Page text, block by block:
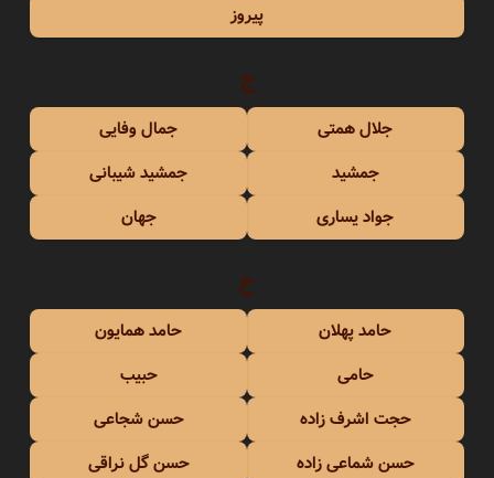
پیروز
ج
جلال همتی
جمال وفایی
جمشید
جمشید شیبانی
جواد یساری
جهان
ح
حامد پهلان
حامد همایون
حامی
حبیب
حجت اشرف زاده
حسن شجاعی
حسن شماعی زاده
حسن گل نراقی